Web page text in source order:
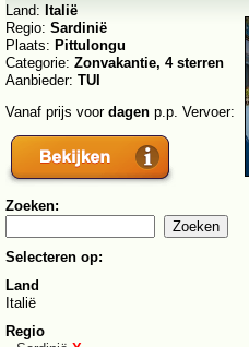
Land: Italië
Regio: Sardinië
Plaats: Pittulongu
Categorie: Zonvakantie, 4 sterren
Aanbieder: TUI
Vanaf prijs voor dagen p.p. Vervoer:
Zoeken:
Selecteren op:
Land
Italië
Regio